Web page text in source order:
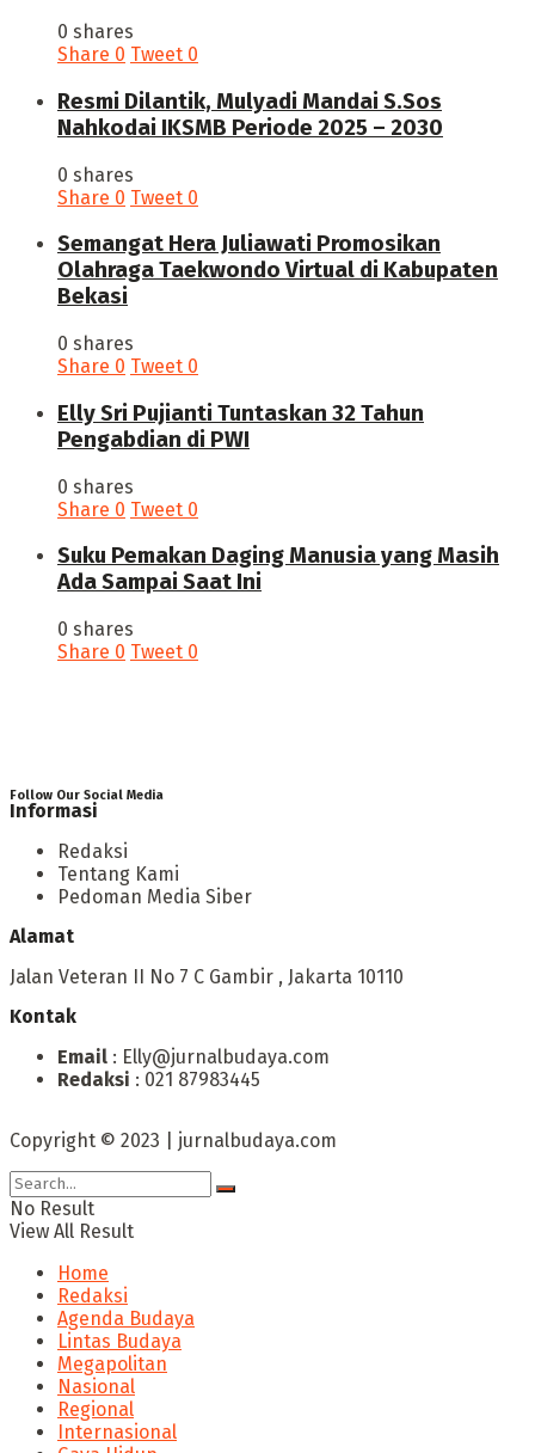
0 shares
Share 0 Tweet 0
Resmi Dilantik, Mulyadi Mandai S.Sos
Nahkodai IKSMB Periode 2025 – 2030
0 shares
Share 0 Tweet 0
Semangat Hera Juliawati Promosikan
Olahraga Taekwondo Virtual di Kabupaten
Bekasi
0 shares
Share 0 Tweet 0
Elly Sri Pujianti Tuntaskan 32 Tahun
Pengabdian di PWI
0 shares
Share 0 Tweet 0
‎Suku Pemakan Daging Manusia yang Masih
Ada Sampai Saat Ini
0 shares
Share 0 Tweet 0
Follow Our Social Media
Informasi
Redaksi
Tentang Kami
Pedoman Media Siber
Alamat
Jalan Veteran II No 7 C Gambir , Jakarta 10110
Kontak
Email : Elly@jurnalbudaya.com
Redaksi : 021 87983445
Copyright © 2023 | jurnalbudaya.com
No Result
View All Result
Home
Redaksi
Agenda Budaya
Lintas Budaya
Megapolitan
Nasional
Regional
Internasional